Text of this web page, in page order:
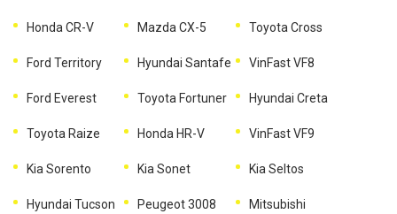
Honda CR-V Mazda CX-5 Toyota Cross
Ford Territory Hyundai Santafe VinFast VF8
Ford Everest Toyota Fortuner Hyundai Creta
Toyota Raize Honda HR-V VinFast VF9
Kia Sorento Kia Sonet Kia Seltos
Hyundai Tucson Peugeot 3008
Mitsubishi